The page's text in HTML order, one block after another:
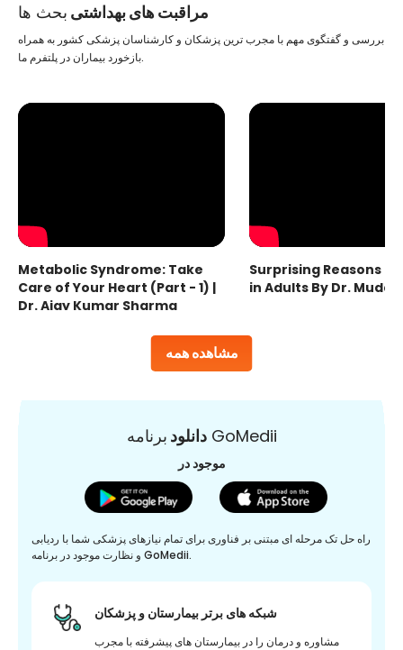
مراقبت های بهداشتی بحث ها
مشاهده همه
بررسی و گفتگوی مهم با مجرب ترین پزشکان و کارشناسان پزشکی کشور به همراه
بازخورد بیماران در پلتفرم ما.
Metabolic Syndrome: Take
Care of Your Heart (Part - 1) |
Dr. Ajay Kumar Sharma
Surprising Reasons
in Adults By Dr.
دانلودبرنامه GoMedii
موجود در
راه حل تک مرحله ای مبتنی بر فناوری برای تمام نیازهای پزشکی شما با ردیابی
و نظارت موجود در برنامه GoMedii.
شبکه های برتر بیمارستان و پزشکان
مشاوره و درمان را در بیمارستان های پیشرفته با مجرب